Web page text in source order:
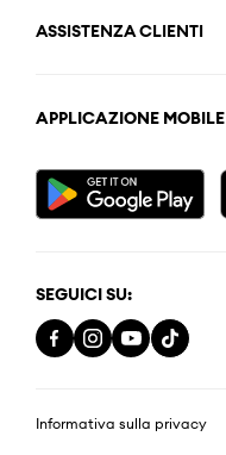
ASSISTENZA CLIENTI
APPLICAZIONE MOBILE
SEGUICI SU:
Informativa sulla privacy